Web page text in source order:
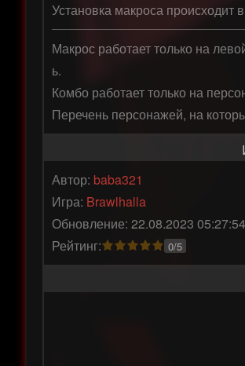
Установка макроса происходит
Макрос работает только на
ь.
Комбо работает только на
Перечень персонажей, на
Автор: baba321
Игра: Brawlhalla
Обновление: 22.08.2023 05:27:54
Рейтинг:
0/5